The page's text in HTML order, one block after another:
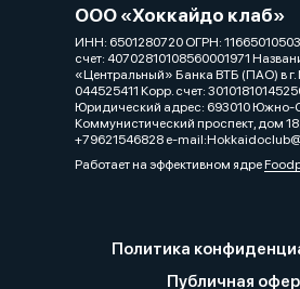
ООО «Хоккайдо клаб»
ИНН: 6501280720 ОГРН:
счет: 40702810108560001971
«Центральный» Банка ВТБ (ПАО) в
044525411 Корр. счет:
Юридический адрес: 693010 Южно-
Коммунистический проспект, дом
+79621546828 e-
Работает на эффективном ядре
Политика
Публичная